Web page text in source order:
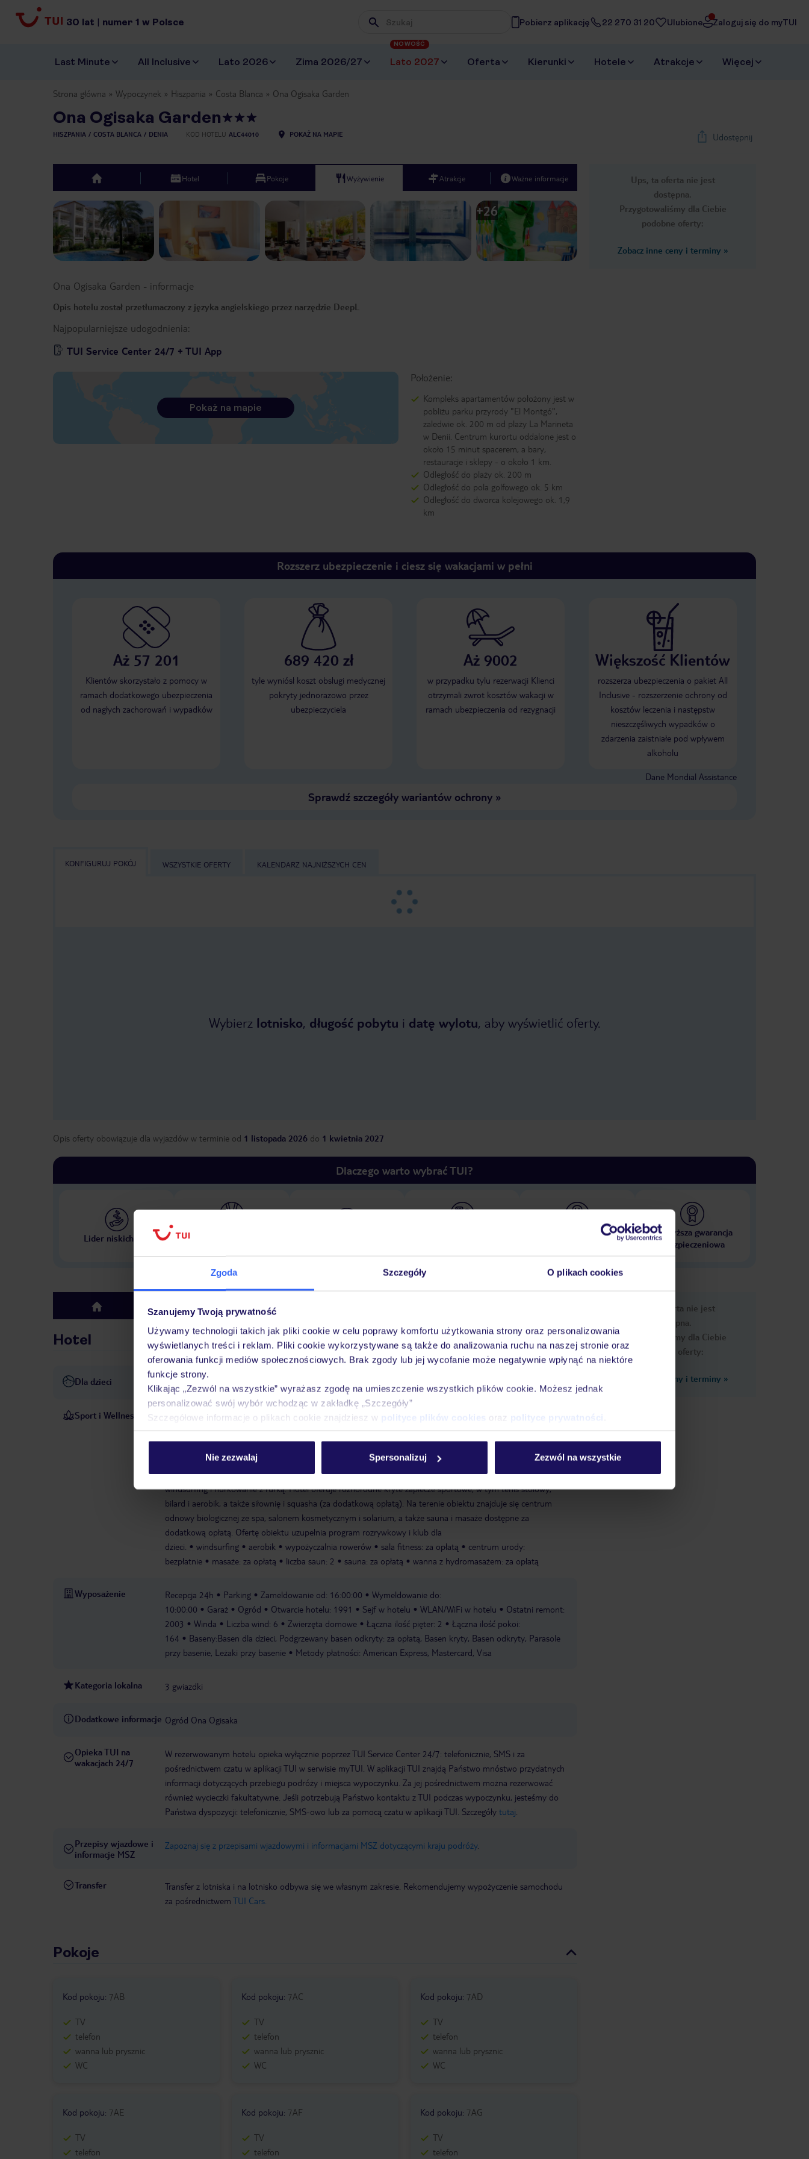
Zgoda Szczegóły O plikach cookies
Szanujemy Twoją prywatność
Używamy technologii takich jak pliki cookie w celu poprawy komfortu użytkowania strony oraz personalizowania
wyświetlanych treści i reklam. Pliki cookie wykorzystywane są także do analizowania ruchu na naszej stronie oraz
oferowania funkcji mediów społecznościowych. Brak zgody lub jej wycofanie może negatywnie wpłynąć na niektóre
funkcje strony.
Klikając „Zezwól na wszystkie” wyrażasz zgodę na umieszczenie wszystkich plików cookie. Możesz jednak
personalizować swój wybór wchodząc w zakładkę „Szczegóły”
Szczegółowe informacje o plikach cookie znajdziesz w polityce plików cookies oraz polityce prywatności
Nie zezwalaj Spersonalizuj Zezwól na wszystkie
30 lat | numer 1 w Polsce Wpisz frazę, której szukasz
Pobierz aplikację 22 270 31 20 Ulubione Zaloguj się do myTUI
Last Minute All Inclusive Lato 2026 Zima 2026/27 Lato 2027
NOWOŚĆ
Oferta Kierunki Hotele Atrakcje Więcej
Strona główna Wypoczynek Hiszpania Costa Blanca Ona Ogisaka Garden
Ona Ogisaka Garden
HISZPANIA COSTA BLANCA DENIA KOD HOTELU ALC44010 POKAŻ NA MAPIE Udostępnij
Ups, ta oferta nie jest
dostępna.
Przygotowaliśmy dla Ciebie
podobne oferty:
Zobacz inne ceny i terminy »
top Hotel Pokoje Wyżywienie Atrakcje Ważne informacje
Previous slide Next slide
1 /32
+26
Ona Ogisaka Garden - informacje
Opis hotelu został przetłumaczony z języka angielskiego przez narzędzie DeepL
Najpopularniejsze udogodnienia:
TUI Service Center 24/7 + TUI App
Położenie:
Kompleks apartamentów położony jest w
pobliżu parku przyrody "El Montgó",
zaledwie ok. 200 m od plaży La Marineta
w Denii. Centrum kurortu oddalone jest o
około 15 minut spacerem, a bary,
restauracje i sklepy - o około 1 km.
Odległość do plaży ok. 200 m
Odległość do pola golfowego ok. 5 km
Odległość do dworca kolejowego ok. 1,9
km
Pokaż na mapie
Rozszerz ubezpieczenie i ciesz się wakacjami w pełni
Aż 57 201
Klientów skorzystało z pomocy w
ramach dodatkowego ubezpieczenia
od nagłych zachorowań i wypadków
689 420 zł
tyle wyniósł koszt obsługi medycznej
pokryty jednorazowo przez
ubezpieczyciela
Aż 9002
w przypadku tylu rezerwacji Klienci
otrzymali zwrot kosztów wakacji w
ramach ubezpieczenia od rezygnacji
Większość Klientów
rozszerza ubezpieczenia o pakiet All
Inclusive - rozszerzenie ochrony od
kosztów leczenia i następstw
nieszczęśliwych wypadków o
zdarzenia zaistniałe pod wpływem
alkoholu
Dane Mondial Assistance
Sprawdź szczegóły wariantów ochrony»
KONFIGURUJ POKÓJ WSZYSTKIE OFERTY KALENDARZ NAJNIŻSZYCH CEN
Wybierz lotnisko, długość pobytu i datę wylotu, aby wyświetlić oferty.
Opis oferty obowiązuje dla wyjazdów w terminie od 1 listopada 2026 do 1 kwietnia 2027
Dlaczego warto wybrać TUI?
Lider niskich cen
Największe biuro podróży
10 000 hoteli w ponad 50
Najwyższa gwarancja
ubezpieczeniowa
top Hotel Pokoje
Hotel
Dla dzieci basen dla dzieci klub dla dzieci plac zabaw pokój zabaw
Sport i Wellness
Przyjemnie podgrzewana woda w basenie z 3 odkrytymi i krytymi basenami (za opłatą) zapewnia zdrowe
pływanie. Dzieci mogą zrelaksować się w specjalnym brodziku. Orzeźwiające napoje w barze przy basenie i
przytulny relaks w wannie z hydromasażem (za opłatą) wprawią wszystkich wodnych szczurów w najlepszy
nastrój. Leżaki pod parasolami na tarasie zachęcają do relaksu. Aktywni goście mogą jeździć na rowerze lub
rowerze górskim. Ten płaski hotel jest również atrakcyjny dla miłośników sportów wodnych, takich jak
windsurfing i nurkowanie z rurką. Hotel oferuje różnorodne kryte zaplecze sportowe, w tym tenis stołowy,
bilard i aerobik, a także siłownię i squasha (za dodatkową opłatą). Na terenie obiektu znajduje się centrum
odnowy biologicznej ze spa, salonem kosmetycznym i solarium, a także sauna i masaże dostępne za
dodatkową opłatą. Ofertę obiektu uzupełnia program rozrywkowy i klub dla
dzieci.
windsurfing aerobik wypożyczalnia rowerów sala fitness: za opłatą
centrum urody:
bezpłatnie
masaże: za opłatą liczba saun: 2 sauna: za opłatą wanna z hydromasażem: za opłatą
Wyposażenie Recepcja 24h Parking Zameldowanie od: 16:00:00
Wymeldowanie do:
10:00:00
Garaż Ogród Otwarcie hotelu: 1991 Sejf w hotelu WLAN/WiFi w hotelu
Ostatni remont:
2003
Winda Liczba wind: 6 Zwierzęta domowe Łączna ilość pięter: 2
Łączna ilość pokoi:
164
Baseny:Basen dla dzieci, Podgrzewany basen odkryty: za opłatą, Basen kryty, Basen odkryty, Parasole
przy basenie, Leżaki przy basenie
Metody płatności: American Express, Mastercard, Visa
Kategoria lokalna 3 gwiazdki
Dodatkowe informacje Ogród Ona Ogisaka
Opieka TUI na
wakacjach 24/7
W rezerwowanym hotelu opieka wyłącznie poprzez TUI Service Center 24/7: telefonicznie, SMS i za
pośrednictwem czatu w aplikacji TUI w serwisie myTUI. W aplikacji TUI znajdą Państwo mnóstwo przydatnych
informacji dotyczących przebiegu podróży i miejsca wypoczynku. Za jej pośrednictwem można rezerwować
również wycieczki fakultatywne. Jeśli potrzebują Państwo kontaktu z TUI podczas wypoczynku, jesteśmy do
Państwa dyspozycji: telefonicznie, SMS-owo lub za pomocą czatu w aplikacji TUI. Szczegóły tutaj
Przepisy wjazdowe i
informacje MSZ
Zapoznaj się z przepisami wjazdowymi i informacjami MSZ dotyczącymi kraju podróży.
Transfer
Transfer z lotniska i na lotnisko odbywa się we własnym zakresie. Rekomendujemy wypożyczenie samochodu
za pośrednictwem TUI Cars.
Pokoje
Kod pokoju: 7AB
TV
telefon
wanna lub prysznic
WC
Kod pokoju: 7AC
TV
telefon
wanna lub prysznic
WC
Kod pokoju: 7AD
TV
telefon
wanna lub prysznic
WC
Kod pokoju: 7AE
TV
telefon
Kod pokoju: 7AF
TV
telefon
Kod pokoju: 7AG
TV
telefon
Ups, ta oferta nie jest
dostępna.
Przygotowaliśmy dla Ciebie
podobne oferty:
Zobacz inne ceny i terminy »